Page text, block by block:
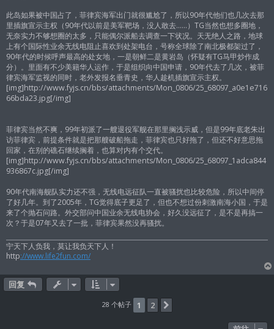
此岛如果被中国占了，菲律宾海军出门就很尴尬了，所以90年代他们也几次去那
里插旗宣示主权（90年代以前是美军靶场，没人敢去……）TG当然也想多圈地，
无奈实力不够想圈的太多，只能偶尔派船去调查一下状况。天无绝人之路，地球
上有个国际性业余无线电阻止喜欢到处架电台，号称全球除了南北极都架过了，
90年代的时候呼声最高的处女地，一是朝鲜二是黄岩岛（怀疑有TG马甲炒作成
分）。里面有不少美籍华人运作，于是组织向中国申请，90年代去了几次，被菲
律宾海军监视的同时，老外发报名垂青史，华人趁机插旗宣示主权。
[img]http://www.fyjs.cn/bbs/attachments/Mon_0806/25_68097_a0e1e716
66bda23.jpg[/img]
菲律宾当然不爽，99年初派了一艘退役军舰在那里搁浅示威，但是99年底老朱出
访菲律宾，前提条件就是把那艘破船拖走，菲律宾也只好拖了，但还不好意思拖
回家，在别的礁石继续搁着，也算对内有个交代。
[img]http://www.fyjs.cn/bbs/attachments/Mon_0806/25_68097_1adca844
936867c.jpg[/img]
90年代南海舰队实力还不强，无线电远征队一直被骚扰也比较危险，所以中间停
了好几年。到了2005年，TG觉得底子更足了，但也不想过份刺激南海小国，于是
来了个抛石问路。外交部问中国业余无线电协会，好久没远征了，是不是再搞一
次？于是07年又去了一批，菲律宾果然没再骚扰。
宁天下人负我，莫让我负天下人！
http://www.life2fun.com/
回复
28 个帖子 1 2